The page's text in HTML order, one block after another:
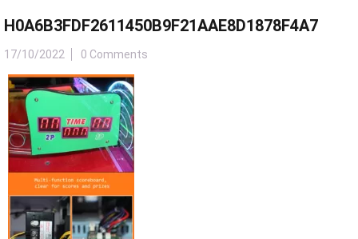
H0A6B3FDF2611450B9F21AAE8D1878F4A7
17/10/2022 0 Comments